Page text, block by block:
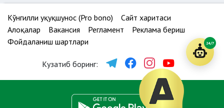
Кўнгилли ҳуқуқшунос (Pro bono)
Сайт харитаси
Алоқалар
Вакансия Регламент
Реклама бериш
Фойдаланиш шартлари
Кузатиб боринг:
24/7